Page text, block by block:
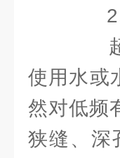
2
超
使用水或
然对低频
狭缝、深